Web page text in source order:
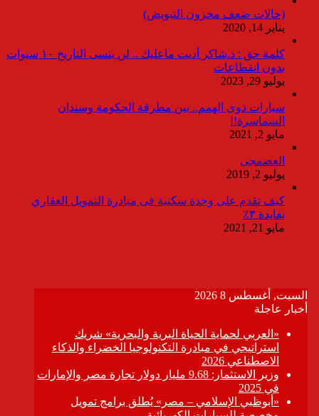
(حالات ضعف مخزون التبويض)
يناير 14, 2020
كلمة حق : د.شاكر أديت ماعليك .. لن ينسى التاريخ ١٠ سنوات
بدون انقطاعات
يوليو 29, 2023
سيارات ذوى الهمم.. بين مطرقة الحكومة وسندان
السماسرة!!
مايو 2, 2021
العضمجى
يوليو 2, 2019
كيف تقدم على وحدة سكنية فى مبادرة التمويل العقاري
بفايدة ٣٪
مايو 21, 2021